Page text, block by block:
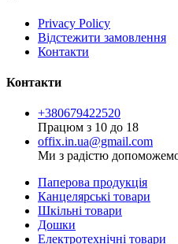
Privacy Policy
Відстежити замовлення
Контакти
Контакти
+380679422520
Працюм з 10 до 18
offix.in.ua@gmail.com
Ми з радістю
Паперова продукція
Канцелярські товари
Шкільні товари
Дошки
Електротехнічні товари